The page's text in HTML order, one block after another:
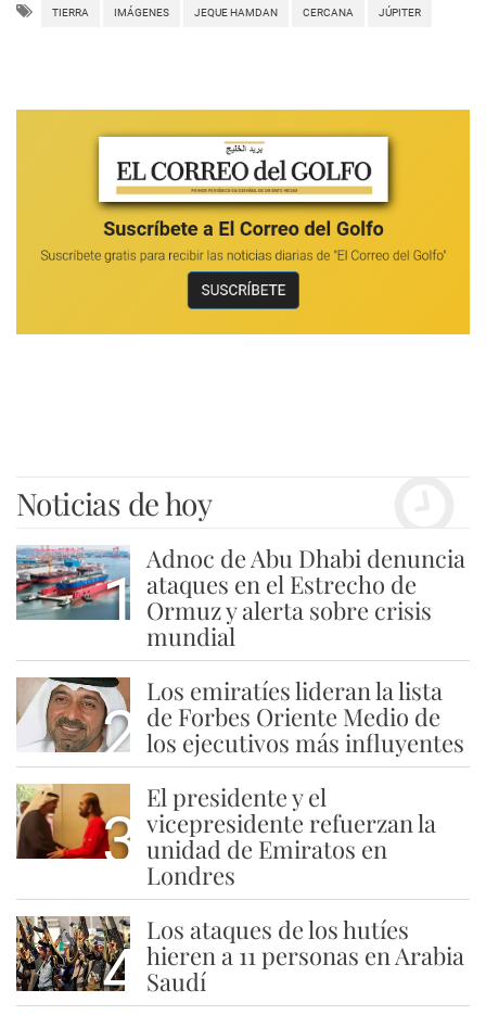
TIERRA IMÁGENES JEQUE HAMDAN CERCANA JÚPITER
Noticias de hoy
1
Adnoc de Abu Dhabi denuncia
ataques en el Estrecho de
Ormuz y alerta sobre crisis
mundial
2
Los emiratíes lideran la lista
de Forbes Oriente Medio de
los ejecutivos más influyentes
3
El presidente y el
vicepresidente refuerzan la
unidad de Emiratos en
Londres
4
Los ataques de los hutíes
hieren a 11 personas en Arabia
Saudí